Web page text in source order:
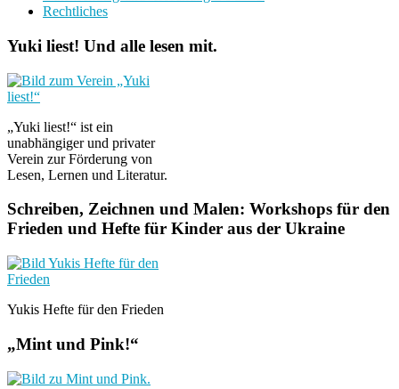
Rechtliches
Yuki liest! Und alle lesen mit.
„Yuki liest!“ ist ein
unabhängiger und privater
Verein zur Förderung von
Lesen, Lernen und Literatur.
Schreiben, Zeichnen und Malen: Workshops für den
Frieden und Hefte für Kinder aus der Ukraine
Yukis Hefte für den Frieden
„Mint und Pink!“